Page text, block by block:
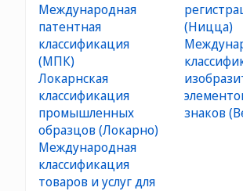
Международная
патентная
классификация
(МПК)
Локарнская
классификация
промышленных
образцов (Локарно)
Международная
классификация
товаров и услуг для
(Ницца)
знаков